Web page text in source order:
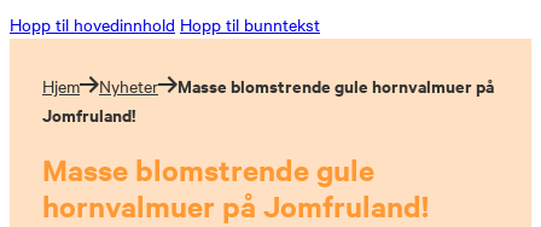
Hopp til hovedinnhold Hopp til bunntekst
Hjem Nyheter
Masse blomstrende gule hornvalmuer på
Jomfruland!
Masse blomstrende gule
hornvalmuer på Jomfruland!